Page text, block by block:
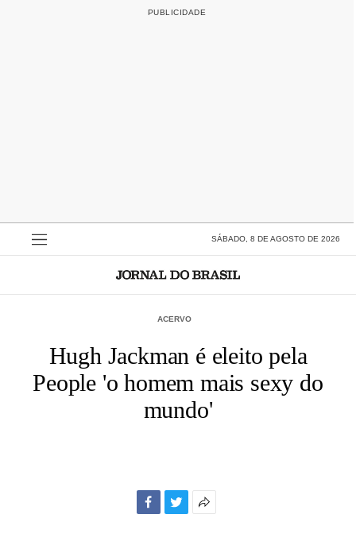
SÁBADO, 8 DE AGOSTO DE 2026
ACERVO
Hugh Jackman é eleito pela
People 'o homem mais sexy do
mundo'